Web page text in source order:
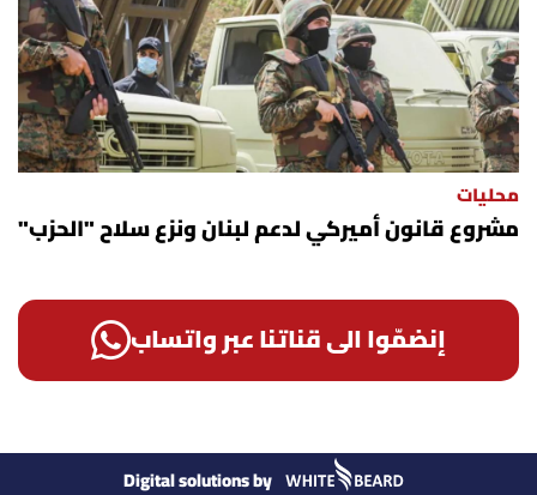
محليات
مشروع قانون أميركي لدعم لبنان ونزع سلاح "الحزب"
إنضمّوا الى قناتنا عبر واتساب
Digital solutions by